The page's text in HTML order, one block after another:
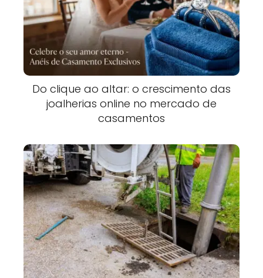
Do clique ao altar: o crescimento das
joalherias online no mercado de
casamentos